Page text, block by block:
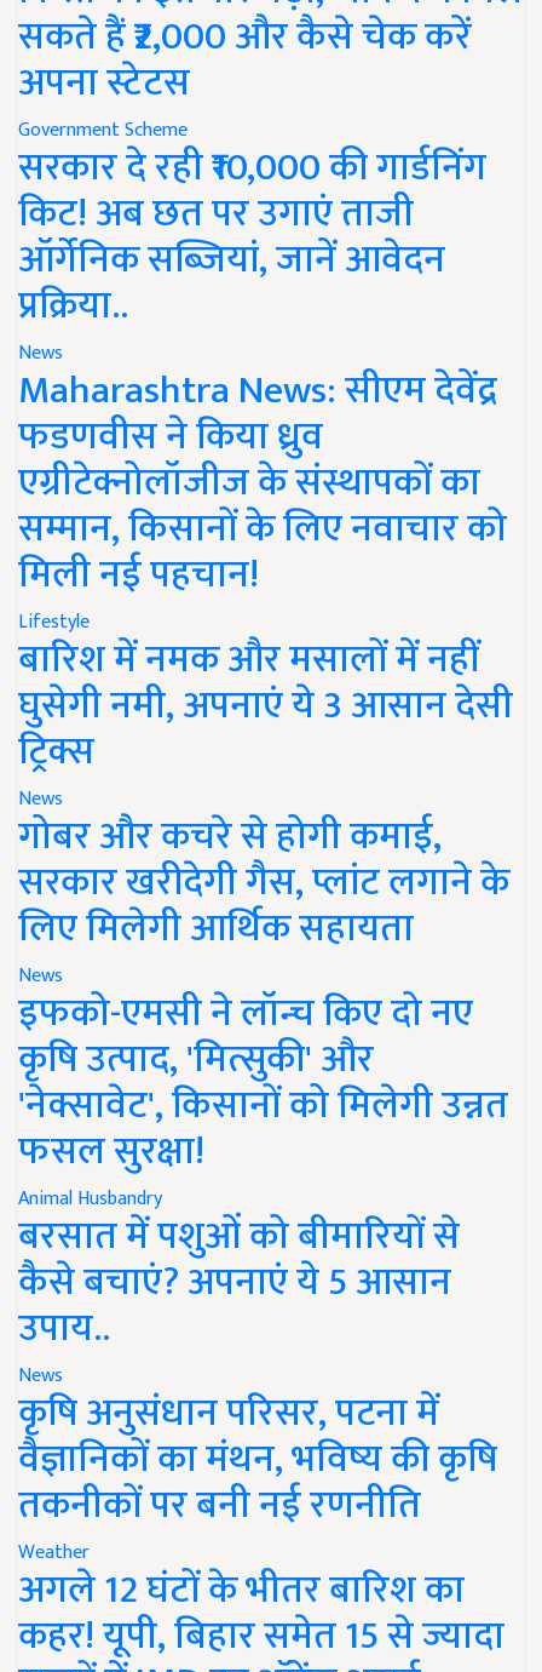
सकते हैं ₹2,000 और कैसे चेक करें
अपना स्टेटस
Government Scheme
सरकार दे रही ₹10,000 की गार्डनिंग
किट! अब छत पर उगाएं ताजी
ऑर्गेनिक सब्जियां, जानें आवेदन
प्रक्रिया..
News
Maharashtra News: सीएम देवेंद्र
फडणवीस ने किया ध्रुव
एग्रीटेक्नोलॉजीज के संस्थापकों का
सम्मान, किसानों के लिए नवाचार को
मिली नई पहचान!
Lifestyle
बारिश में नमक और मसालों में नहीं
घुसेगी नमी, अपनाएं ये 3 आसान देसी
ट्रिक्स
News
गोबर और कचरे से होगी कमाई,
सरकार खरीदेगी गैस, प्लांट लगाने के
लिए मिलेगी आर्थिक सहायता
News
इफको-एमसी ने लॉन्च किए दो नए
कृषि उत्पाद, 'मित्सुकी' और
'नेक्सावेट', किसानों को मिलेगी उन्नत
फसल सुरक्षा!
Animal Husbandry
बरसात में पशुओं को बीमारियों से
कैसे बचाएं? अपनाएं ये 5 आसान
उपाय..
News
कृषि अनुसंधान परिसर, पटना में
वैज्ञानिकों का मंथन, भविष्य की कृषि
तकनीकों पर बनी नई रणनीति
Weather
अगले 12 घंटों के भीतर बारिश का
कहर! यूपी, बिहार समेत 15 से ज्यादा